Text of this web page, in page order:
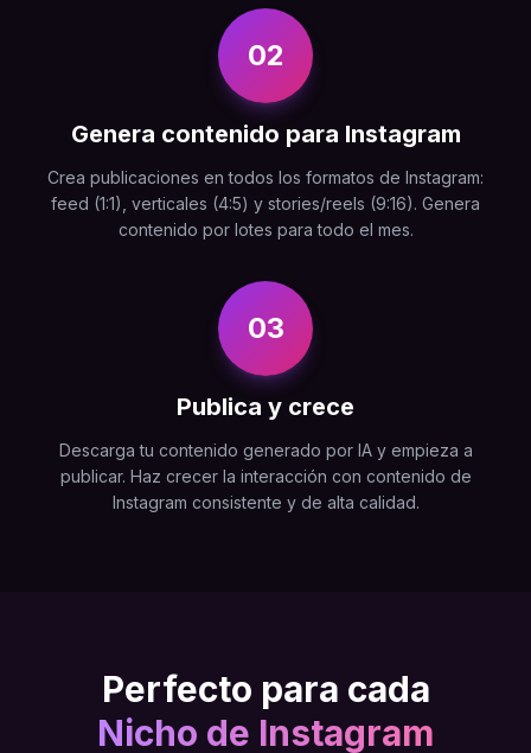
02
Genera contenido para Instagram
Crea publicaciones en todos los formatos de Instagram:
feed (1:1), verticales (4:5) y stories/reels (9:16). Genera
contenido por lotes para todo el mes.
03
Publica y crece
Descarga tu contenido generado por IA y empieza a
publicar. Haz crecer la interacción con contenido de
Instagram consistente y de alta calidad.
Perfecto para cada
Nicho de Instagram